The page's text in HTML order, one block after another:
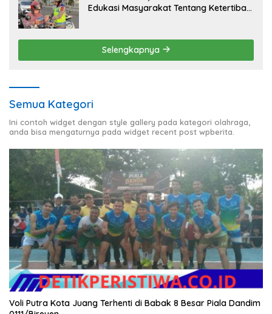
Edukasi Masyarakat Tentang Ketertiban
Selengkapnya
Semua Kategori
Ini contoh widget dengan style gallery pada kategori olahraga,
anda bisa mengaturnya pada widget recent post wpberita.
Voli Putra Kota Juang Terhenti di Babak 8 Besar Piala Dandim